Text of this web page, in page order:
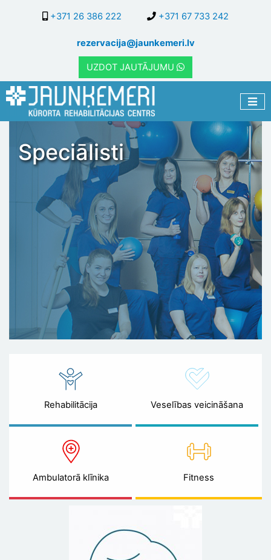
galveno
saturu
+371 26 386 222 +371 67 733 242
rezervacija@jaunkemeri.lv
UZDOT JAUTĀJUMU
Speciālisti
Rehabilitācija Veselības veicināšana
Ambulatorā klīnika Fitness